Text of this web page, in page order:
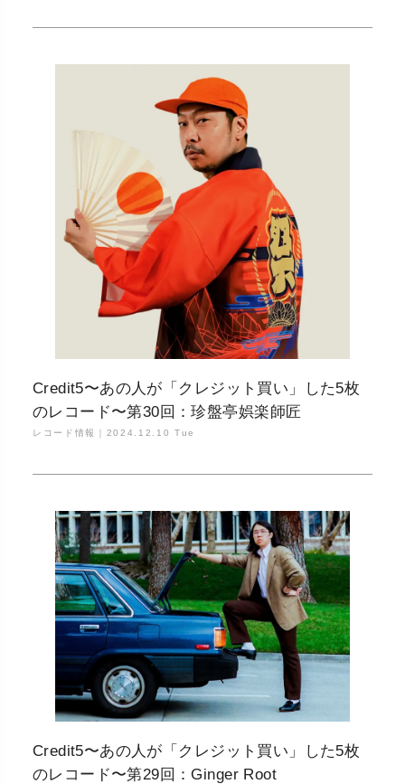
Credit5〜あの人が「クレジット買い」した5枚
のレコード〜第30回：珍盤亭娯楽師匠
レコード情報｜ 2024.12.10 Tue
Credit5〜あの人が「クレジット買い」した5枚
のレコード〜第29回：Ginger Root